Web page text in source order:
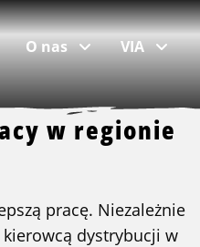
praca w Den Bosch
O nas
Oddziały i zespoły
VIA
w regionie
pracę. Niezależnie
dystrybucji w